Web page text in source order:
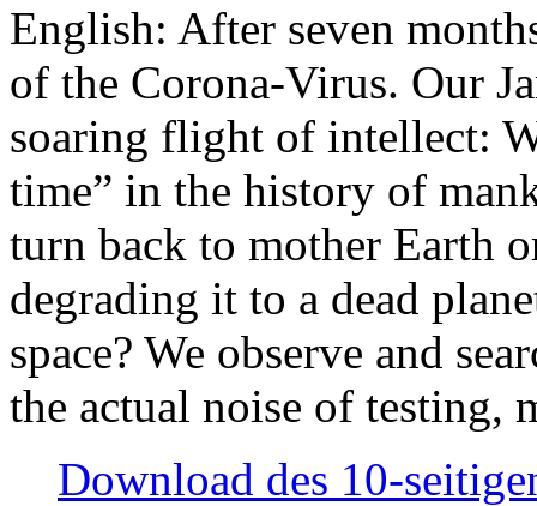
English: After seven
of the Corona-Virus. Our
soaring flight of intellect:
time” in the history of
turn back to mother Earth
degrading it to a dead
space? We observe and
the actual noise of testing,
Download des 10-